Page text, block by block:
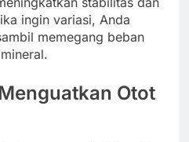
ingin variasi, Anda
memegang beban
Otot